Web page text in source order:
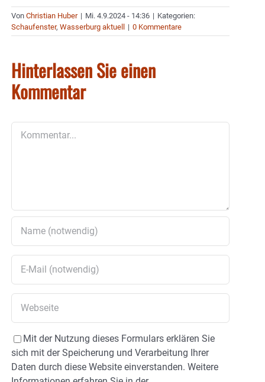
Von Christian Huber | Mi. 4.9.2024 - 14:36 | Kategorien:
Schaufenster, Wasserburg aktuell | 0 Kommentare
Hinterlassen Sie einen
Kommentar
Mit der Nutzung dieses Formulars erklären Sie
sich mit der Speicherung und Verarbeitung Ihrer
Daten durch diese Website einverstanden. Weitere